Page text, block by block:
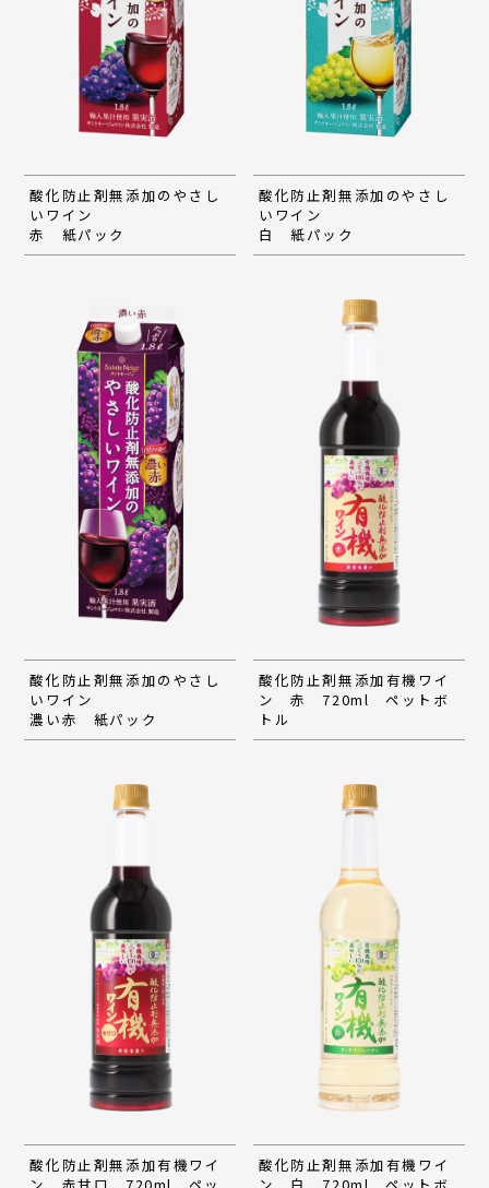
酸化防止剤無添加のやさし
いワイン
赤 紙パック
酸化防止剤無添加のやさし
いワイン
白 紙パック
酸化防止剤無添加のやさし
いワイン
濃い赤 紙パック
酸化防止剤無添加有機ワイ
ン 赤 720ml ペットボ
トル
酸化防止剤無添加有機ワイ
酸化防止剤無添加有機ワイ